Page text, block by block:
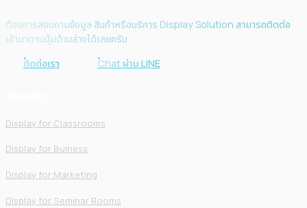
ต้องการสอบถามข้อมูล สินค้าหรือบริการ Display Solution สามารถติดต่อ
เข้ามาตามปุ่มด้านล่างได้เลยครับ
ติดต่อเรา
Chat ผ่าน LINE
Display for Classrooms
Display for Buiness
Display for Marketing
Display for Seminar Rooms